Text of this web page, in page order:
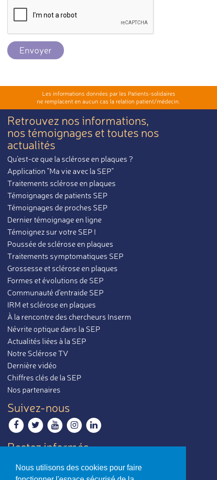
Nous utilisons des cookies pour faire
Envoyer
Les informations données par les Patients-solidaires
ne remplacent en aucun cas la relation patient/médecin.
Retrouvez nos informations,
nos témoignages et toutes nos
actualités
Qu'est-ce que la sclérose en plaques ?
Application "Ma vie avec la SEP"
Traitements sclérose en plaques
Témoignages de patients SEP
Témoignages de proches SEP
Dernier témoignage en ligne
Témoignez sur votre SEP !
Poussée de sclérose en plaques
Traitements symptomatiques SEP
Grossesse et sclérose en plaques
Formes et évolutions de SEP
Communauté d'entraide SEP
IRM et sclérose en plaques
À la rencontre des chercheurs Inserm
Névrite optique dans la SEP
Actualités liées à la SEP
Notre Sclérose TV
Dernière vidéo
Chiffres clés de la SEP
Nos partenaires
Suivez-nous
Restez informés
Contactez-nous